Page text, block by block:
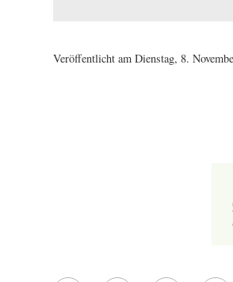
Veröffentlicht am Dienstag, 8.